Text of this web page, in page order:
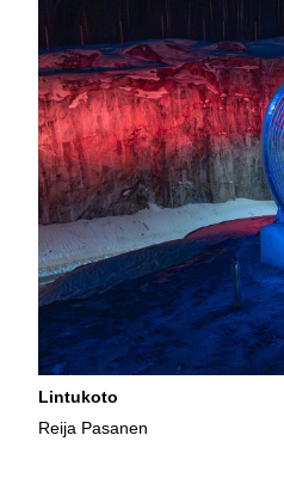
Lintukoto
Reija Pasanen